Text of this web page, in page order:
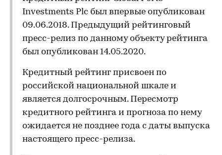
Investments Plc был впервые опубликован
09.06.2018. Предыдущий рейтинговый
пресс-релиз по данному объекту рейтинга
был опубликован 14.05.2020.
Кредитный рейтинг присвоен по
российской национальной шкале и
является долгосрочным. Пересмотр
кредитного рейтинга и прогноза по нему
ожидается не позднее года с даты выпуска
настоящего пресс-релиза.